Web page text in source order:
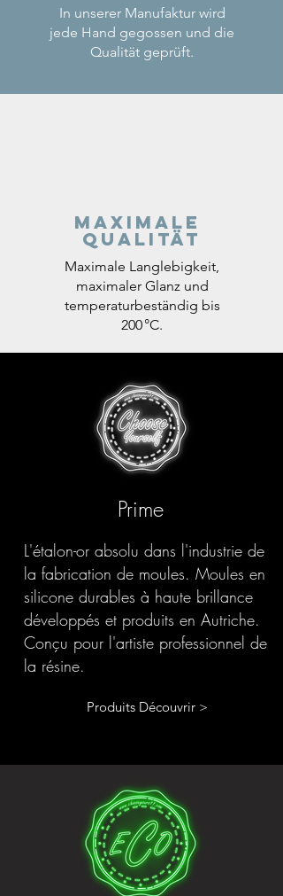
In unserer Manufaktur wird
jede Hand gegossen und die
Qualität geprüft.
Maximale
Qualität
Maximale Langlebigkeit,
maximaler Glanz und
temperaturbeständig bis
200 °C.
Prime
L'étalon-or absolu dans l'industrie de
la fabrication de moules. Moules en
silicone durables à haute brillance
développés et produits en Autriche.
Conçu pour l'artiste professionnel de
la résine.
Produits Découvrir >